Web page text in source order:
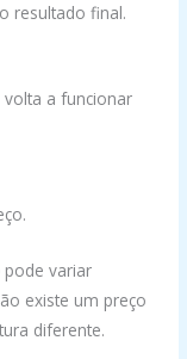
resultado final.
a funcionar
pode variar
existe um preço
diferente.